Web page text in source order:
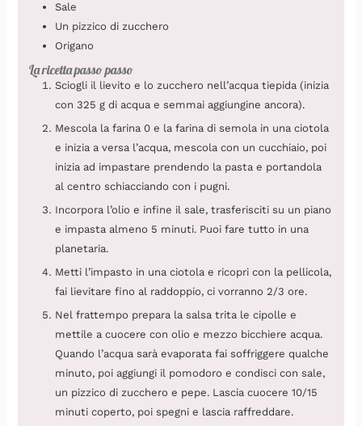
Sale
Un pizzico di zucchero
Origano
La ricetta passo passo
Sciogli il lievito e lo zucchero nell’acqua tiepida (inizia
con 325 g di acqua e semmai aggiungine ancora).
Mescola la farina 0 e la farina di semola in una ciotola
e inizia a versa l’acqua, mescola con un cucchiaio, poi
inizia ad impastare prendendo la pasta e portandola
al centro schiacciando con i pugni.
Incorpora l’olio e infine il sale, trasferisciti su un piano
e impasta almeno 5 minuti. Puoi fare tutto in una
planetaria.
Metti l’impasto in una ciotola e ricopri con la pellicola,
fai lievitare fino al raddoppio, ci vorranno 2/3 ore.
Nel frattempo prepara la salsa trita le cipolle e
mettile a cuocere con olio e mezzo bicchiere acqua.
Quando l’acqua sarà evaporata fai soffriggere qualche
minuto, poi aggiungi il pomodoro e condisci con sale,
un pizzico di zucchero e pepe. Lascia cuocere 10/15
minuti coperto, poi spegni e lascia raffreddare.